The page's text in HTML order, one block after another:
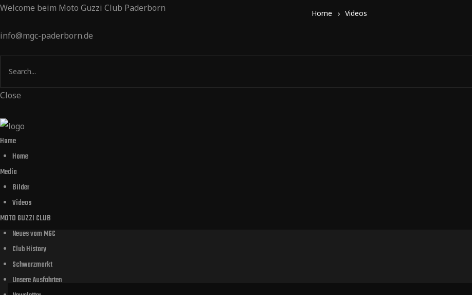
Welcome beim Moto Guzzi Club Paderborn
info@mgc-paderborn.de
Close
Home
Home
Media
Bilder
Videos
MOTO GUZZI CLUB
Neues vom MGC
Club History
Schwarzmarkt
Unsere Ausfahrten
Home Videos